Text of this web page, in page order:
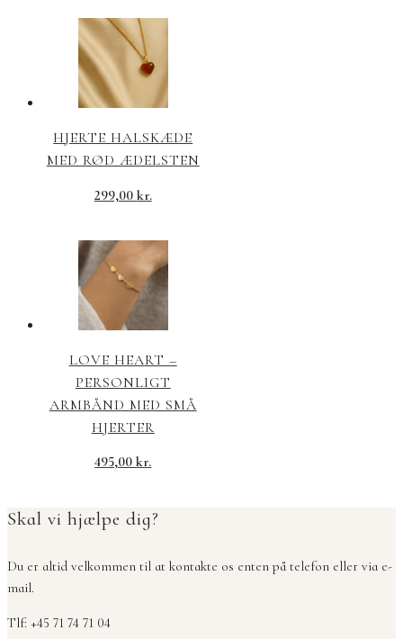
HJERTE HALSKÆDE
MED RØD ÆDELSTEN
299,00 kr.
LOVE HEART –
PERSONLIGT
ARMBÅND MED SMÅ
HJERTER
495,00kr.
Skal vi hjælpe dig?
Du er altid velkommen til at kontakte os enten på telefon eller via e-
mail.
Tlf: +45 71 74 71 04